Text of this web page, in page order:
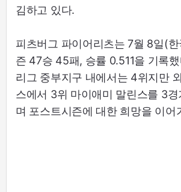
김하고 있다.
피츠버그 파이어리츠는 7월 8일(
즌 47승 45패, 승률 0.511을 기록
리그 중부지구 내에서는 4위지만
스에서 3위 마이애미 말린스를 3
며 포스트시즌에 대한 희망을 이어